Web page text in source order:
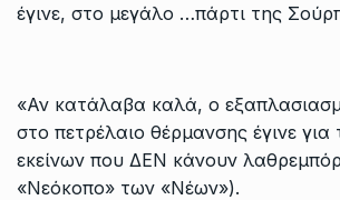
έγινε, στο μεγάλο …πάρτι της
«Αν κατάλαβα καλά, ο
στο πετρέλαιο θέρμανσης έγινε για
εκείνων που ΔΕΝ κάνουν
«Νεόκοπο» των «Νέων»).